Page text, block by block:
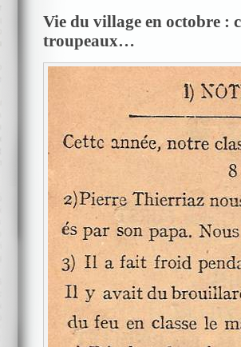
Vie du village en octobre :
troupeaux…